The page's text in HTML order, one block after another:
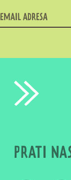
PRATI